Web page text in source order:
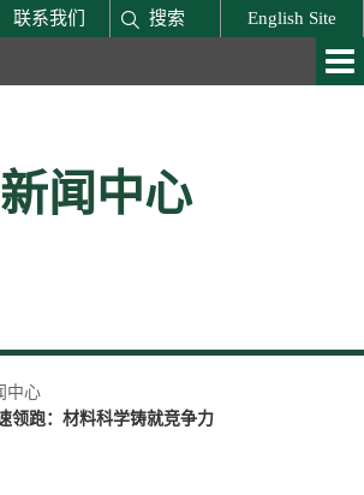
联系我们 搜索 English Site
新闻中心
中心
领跑：材料科学铸就竞争力